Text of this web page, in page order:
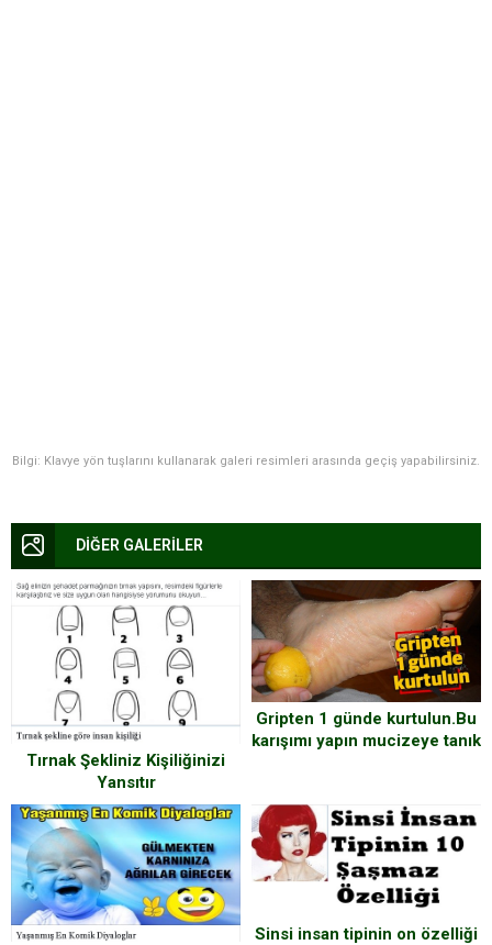
Bilgi: Klavye yön tuşlarını kullanarak galeri resimleri arasında geçiş yapabilirsiniz.
DİĞER GALERİLER
Tırnak Şekliniz Kişiliğinizi
Yansıtır
Gripten 1 günde kurtulun.Bu
karışımı yapın mucizeye tanık
Sinsi insan tipinin on özelliği